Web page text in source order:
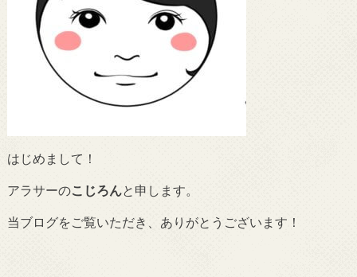
はじめまして！
アラサーのこじろんと申します。
当ブログをご覧いただき、ありがとうございます！